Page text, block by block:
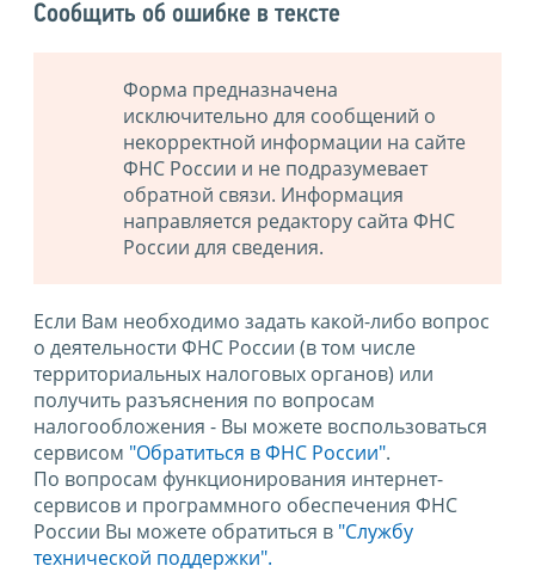
Сообщить об ошибке в тексте
Форма предназначена
исключительно для сообщений о
некорректной информации на сайте
ФНС России и не подразумевает
обратной связи. Информация
направляется редактору сайта ФНС
России для сведения.
Если Вам необходимо задать какой-либо вопрос
о деятельности ФНС России (в том числе
территориальных налоговых органов) или
получить разъяснения по вопросам
налогообложения - Вы можете воспользоваться
сервисом "Обратиться в ФНС России".
По вопросам функционирования интернет-
сервисов и программного обеспечения ФНС
России Вы можете обратиться в "Службу
технической поддержки".